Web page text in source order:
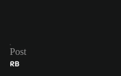
Post
RB